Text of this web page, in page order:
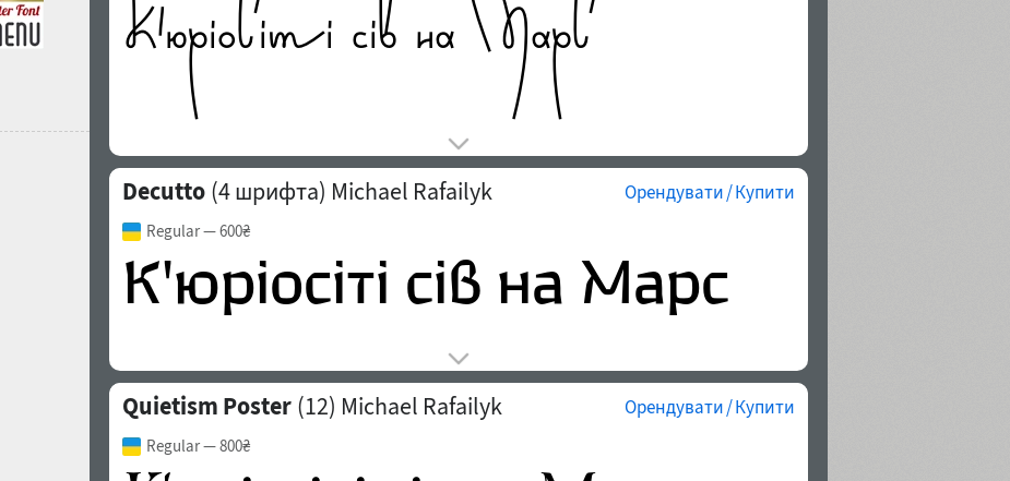
Decutto (4 шрифта) Michael Rafailyk Орендувати / Купити
Regular— 600₴
Quietism Poster (12) Michael Rafailyk Орендувати / Купити
Regular— 800₴